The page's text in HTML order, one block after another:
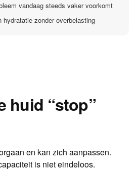
vandaag steeds vaker voorkomt
hydratatie zonder overbelasting
huid “stop”
en kan zich aanpassen.
is niet eindeloos.